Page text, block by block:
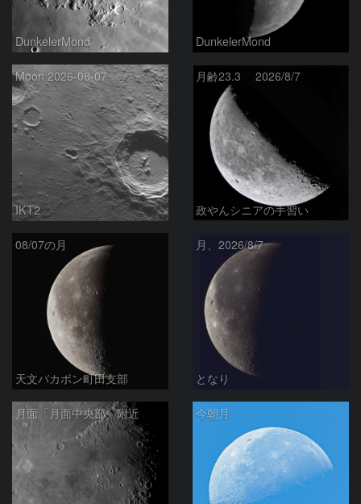
DunkelerMond DunkelerMond
Moon 2026-08-07
IKT2
月齢23.3 2026/8/7
政やんシニアの手習い
08/07の月
天文バカボン町田支部
月、2026/8/7
となり
月面「月面中央部」附近 今朝月